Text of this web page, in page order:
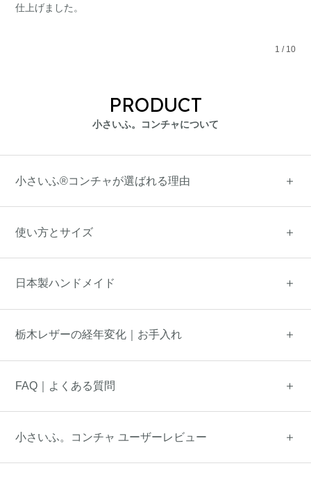
仕上げました。
1 / 10
PRODUCT
小さいふ。コンチャについて
小さいふ®コンチャが選ばれる理由
使い方とサイズ
日本製ハンドメイド
栃木レザーの経年変化｜お手入れ
FAQ｜よくある質問
小さいふ。コンチャ ユーザーレビュー